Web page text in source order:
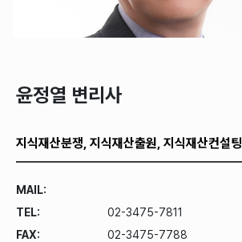
윤정열 변리사
지식재산분쟁, 지식재산출원, 지식재산컨설팅
MAIL:
TEL:
02-3475-7811
FAX:
02-3475-7788